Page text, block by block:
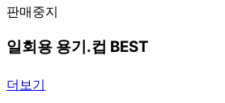
판매중지
일회용 용기.컵 BEST
더보기